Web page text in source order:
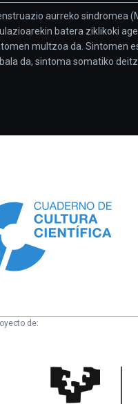
aurreko sindromea
batera ziklikoki
multzoa da. Sintomen
da, sintoma somatiko
de:
Científica